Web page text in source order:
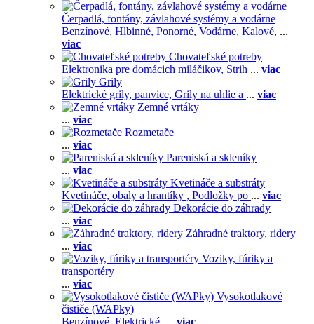
Čerpadlá, fontány, závlahové systémy a vodárne
Benzínové, Hlbinné, Ponorné, Vodárne, Kalové, ...
viac
Chovateľské potreby
Elektronika pre domácich miláčikov, Strih ... viac
Grily
Elektrické grily, panvice, Grily na uhlie a ... viac
Zemné vrtáky
... viac
Rozmetače
... viac
Pareniská a skleníky
... viac
Kvetináče a substráty
Kvetináče, obaly a hrantíky , Podložky po ... viac
Dekorácie do záhrady
... viac
Záhradné traktory, ridery
... viac
Voziky, fúriky a
transportéry
... viac
Vysokotlakové
čističe (WAPky)
Benzínové, Elektrické, ... viac